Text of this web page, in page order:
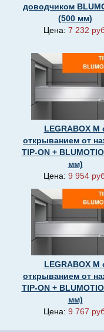
доводчиком
(500 мм)
Цена: 7 232
LEGRABOX M
открыванием от
TIP-ON +
мм)
Цена: 9 954
LEGRABOX M
открыванием от
TIP-ON +
мм)
Цена: 9 767